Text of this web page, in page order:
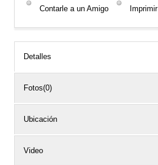
Contarle a un Amigo Imprimir
Detalles
Fotos(0)
Ubicación
Video